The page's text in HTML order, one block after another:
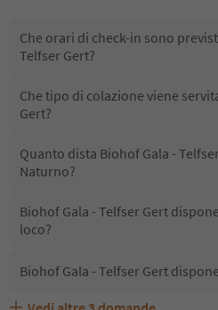
Che orari di check-in sono
Telfser Gert?
Che tipo di colazione viene
Gert?
Quanto dista Biohof Gala -
Naturno?
Biohof Gala - Telfser Gert
loco?
Biohof Gala - Telfser Gert